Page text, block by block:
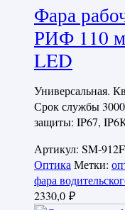
Фара
РИФ 110
LED
Универсальная.
Срок службы
защиты: IP67,
Артикул: SM-912F
Оптика Метки:
фара
2330,0 ₽